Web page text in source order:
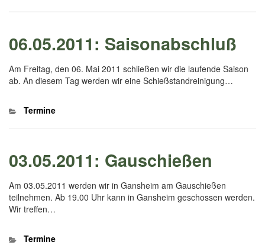
06.05.2011: Saisonabschluß
Am Freitag, den 06. Mai 2011 schließen wir die laufende Saison
ab. An diesem Tag werden wir eine Schießstandreinigung…
Kategorien
Termine
03.05.2011: Gauschießen
Am 03.05.2011 werden wir in Gansheim am Gauschießen
teilnehmen. Ab 19.00 Uhr kann in Gansheim geschossen werden.
Wir treffen…
Kategorien
Termine